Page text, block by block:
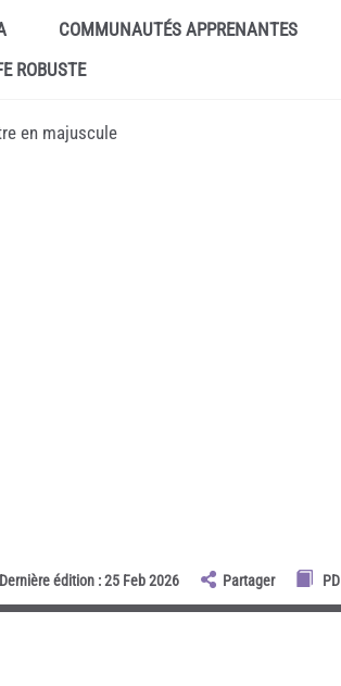
COMMUNAUTÉS APPRENANTES
ROBUSTE
en majuscule
Dernière édition : 25 Feb 2026 Partager